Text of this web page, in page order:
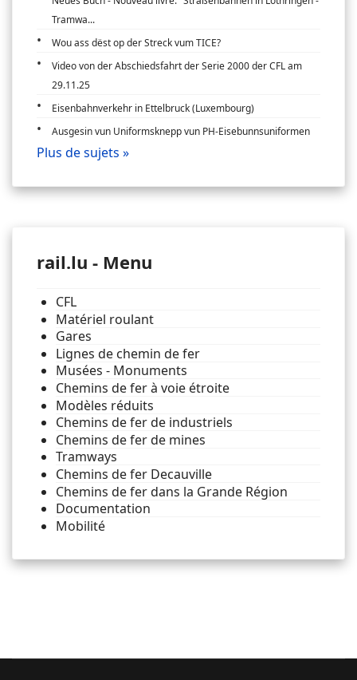
Tramwa...
Wou ass dëst op der Streck vum TICE?
Video von der Abschiedsfahrt der Serie 2000 der CFL am
29.11.25
Eisenbahnverkehr in Ettelbruck (Luxembourg)
Ausgesin vun Uniformsknepp vun PH-Eisebunnsuniformen
Plus de sujets »
rail.lu - Menu
CFL
Matériel roulant
Gares
Lignes de chemin de fer
Musées - Monuments
Chemins de fer à voie étroite
Modèles réduits
Chemins de fer de industriels
Chemins de fer de mines
Tramways
Chemins de fer Decauville
Chemins de fer dans la Grande Région
Documentation
Mobilité